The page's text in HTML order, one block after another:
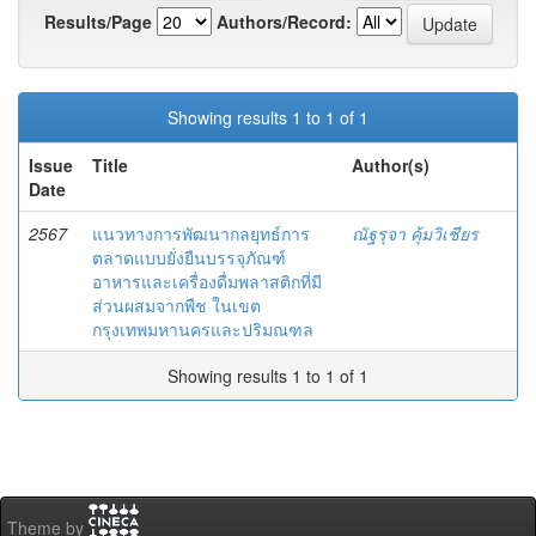
Results/Page
Authors/Record:
Showing results 1 to 1 of 1
Issue
Date
Title Author(s)
2567
แนวทางการพัฒนากลยุทธ์การ
ตลาดแบบยั่งยืนบรรจุภัณฑ์
อาหารและเครื่องดื่มพลาสติกที่มี
ส่วนผสมจากพืช ในเขต
กรุงเทพมหานครและปริมณฑล
ณัฐรุจา คุ้มวิเชียร
Showing results 1 to 1 of 1
Theme by